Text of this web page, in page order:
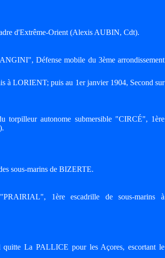
d'Extrême-Orient (Alexis AUBIN, Cdt).
Défense mobile du 3ème arrondissement
à LORIENT; puis au 1er janvier 1904, Second sur
torpilleur autonome submersible "CIRCÉ", 1ère
sous-marins de BIZERTE.
1ère escadrille de sous-marins à
La PALLICE pour les Açores, escortant le